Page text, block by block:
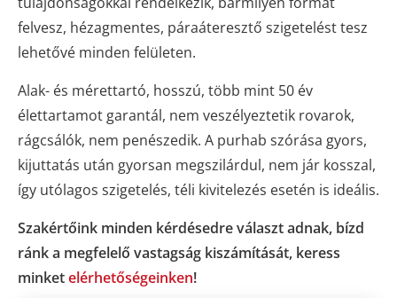
felvesz, hézagmentes, páraáteresztő szigetelést tesz
lehetővé minden felületen.
Alak- és mérettartó, hosszú, több mint 50 év
élettartamot garantál, nem veszélyeztetik rovarok,
rágcsálók, nem penészedik. A purhab szórása gyors,
kijuttatás után gyorsan megszilárdul, nem jár kosszal,
így utólagos szigetelés, téli kivitelezés esetén is ideális.
Szakértőink minden kérdésedre választ adnak, bízd
ránk a megfelelő vastagság kiszámítását, keress
minketelérhetőségeinken!